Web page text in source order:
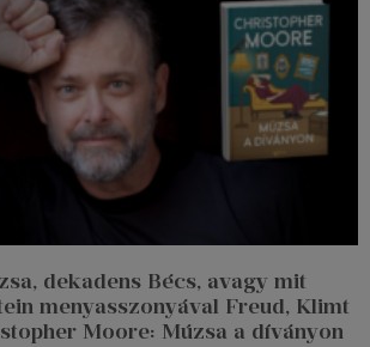
dekadens Bécs, avagy mit
menyasszonyával Freud, Klimt
Moore: Múzsa a díványon